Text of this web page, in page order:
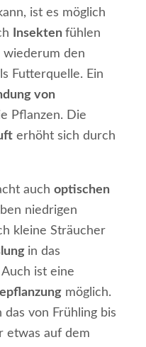
ist es möglich
Insekten fühlen
den
Futterquelle. Ein
von
Pflanzen. Die
erhöht sich durch
auch optischen
niedrigen
kleine Sträucher
in das
ist eine
möglich.
von Frühling bis
etwas auf dem